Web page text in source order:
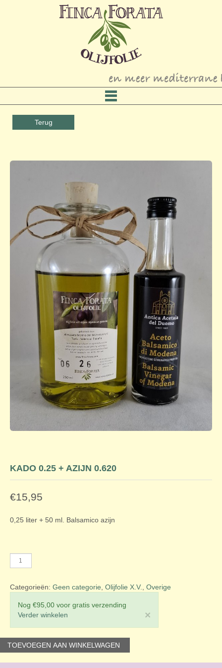
Terug
KADO 0.25 + AZIJN 0.620
€15,95
0,25 liter + 50 ml. Balsamico azijn
Kado
0.25
Azijn
aantal
Categorieën: Geen categorie Olijfolie X.V. Overige
Nog €95,00 voor gratis verzending
Verder winkelen
×
TOEVOEGEN AAN WINKELWAGEN